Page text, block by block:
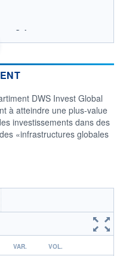
S.A.
AU 06/08/2026
08/04
110
LUX
BOURSOVIE
DWS Invest Global
à atteindre une plus-value
investissements dans des
«infrastructures globales
VAR. VOL.